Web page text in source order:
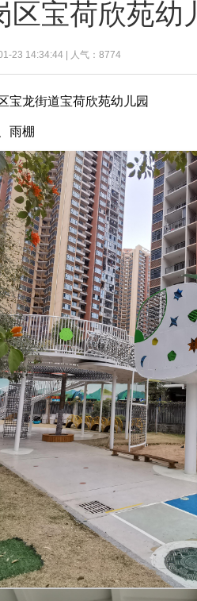
宝荷欣苑幼
23 14:34:44 | 人气：8774
宝龙街道宝荷欣苑幼儿园
雨棚